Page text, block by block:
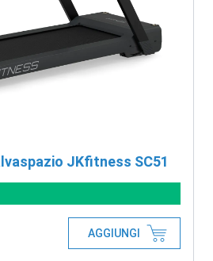
JKfitness SC51
AGGIUNGI